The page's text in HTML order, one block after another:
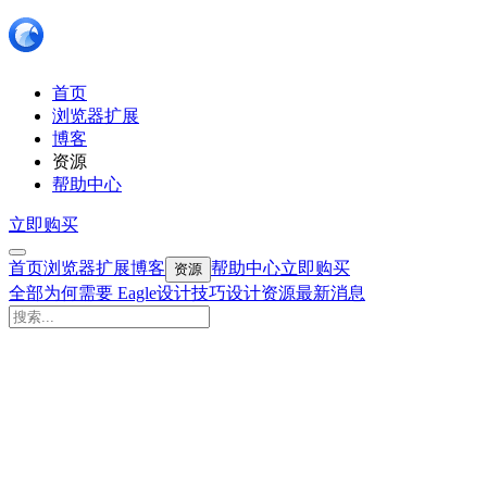
首页
浏览器扩展
博客
资源
帮助中心
立即购买
首页浏览器扩展博客 资源 帮助中心立即购买
全部为何需要 Eagle设计技巧设计资源最新消息